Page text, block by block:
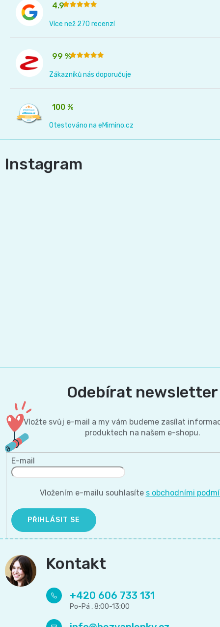
and
Nature
Mušelinové
a
Koše
4.9
Více než 270 recenzí
99 %
Zákazníků nás doporučuje
100 %
Otestováno na eMimino.cz
Instagram
Odebírat newsletter
Vložte svůj e-mail a my vám budeme zasílat
produktech na našem e-shopu.
E-mail
Vložením e-mailu souhlasíte s obchodními
PŘIHLÁSIT SE
Kontakt
+420 606 733 131